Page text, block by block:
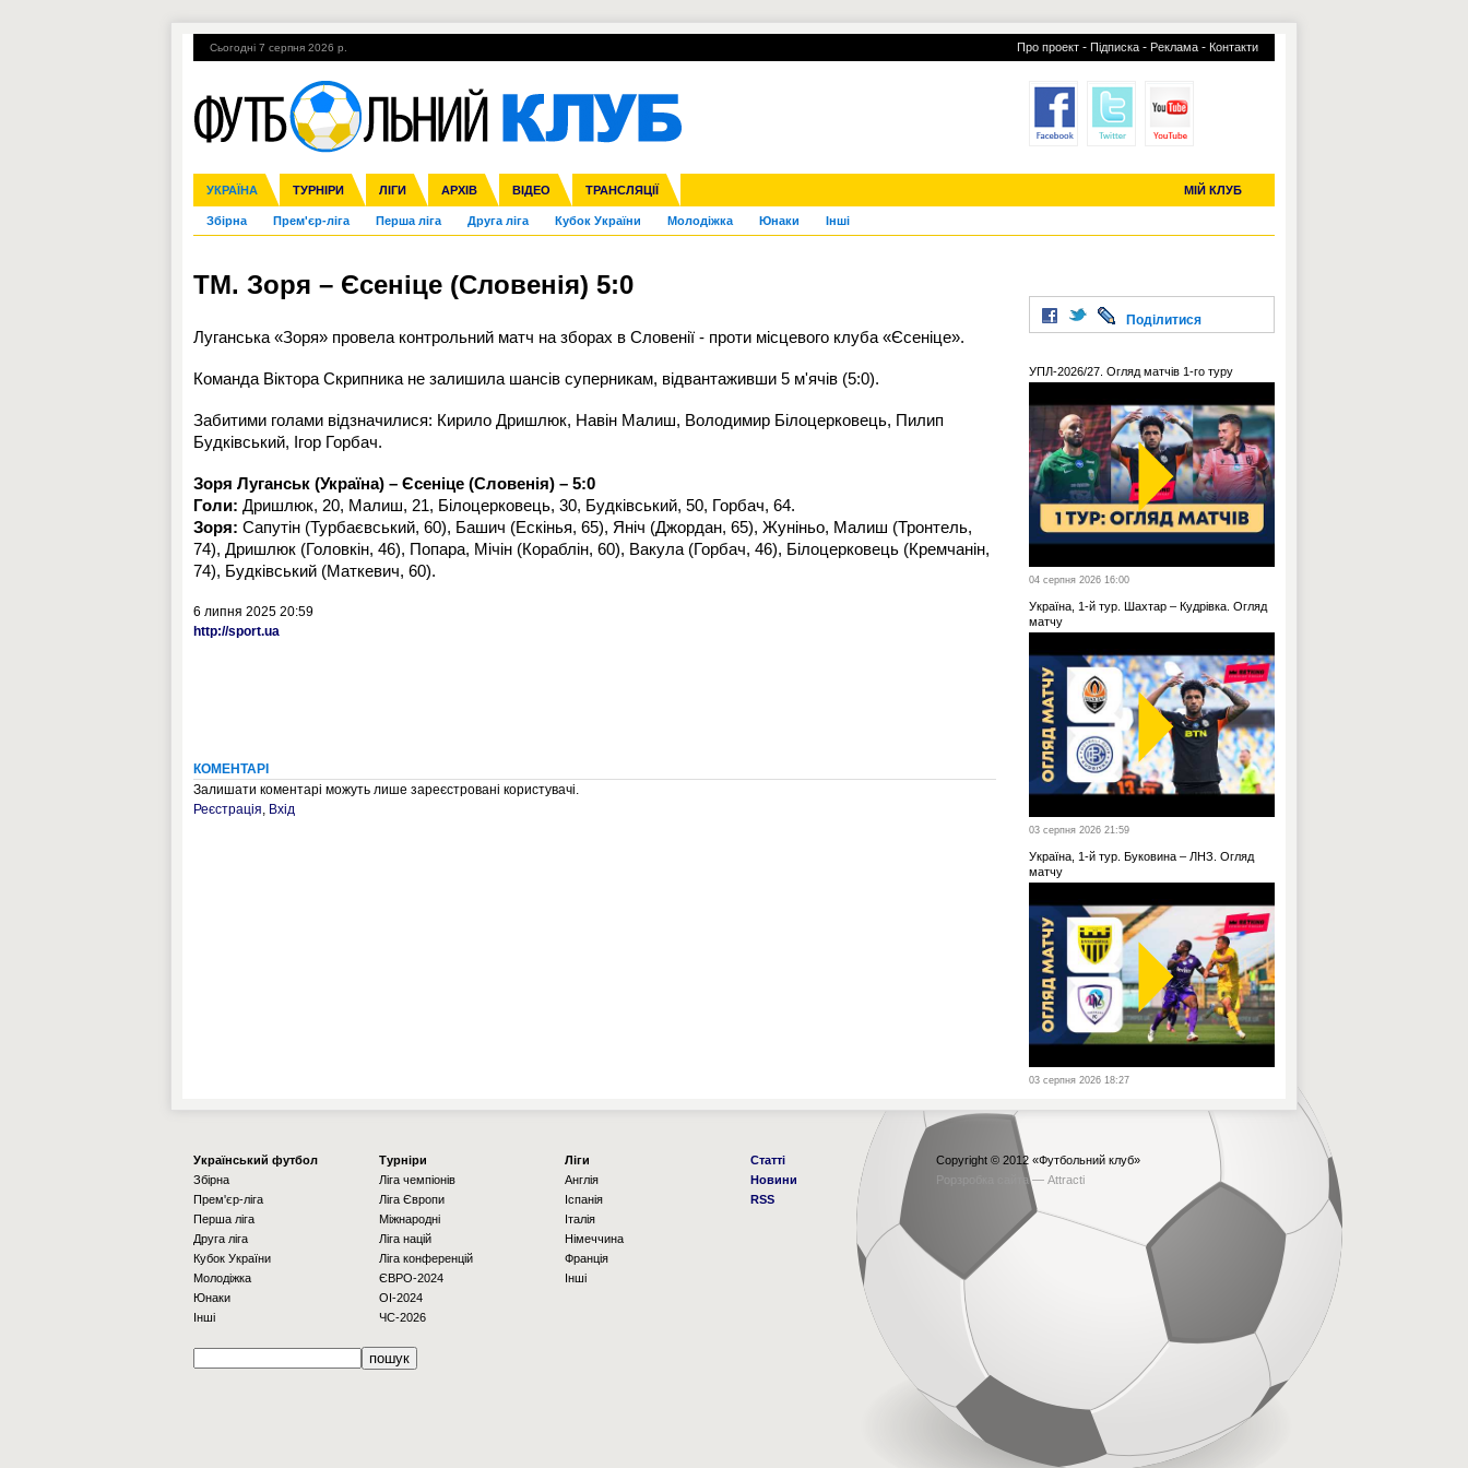
Сьогодні 7 серпня 2026 р. Про проект - Підписка - Реклама - Контакти
УКРАЇНА ТУРНІРИ ЛІГИ АРХІВ ВІДЕО ТРАНСЛЯЦІЇ МІЙ КЛУБ
Збірна Прем'єр-ліга Перша ліга Друга ліга Кубок України Молодіжка Юнаки Інші
Ліга чемпіонів Ліга Європи Міжнародні Ліга націй Ліга конференцій
Англія Іспанія Італія Німеччина Франція Інші
ЧС-2014 ЄВРО-2016 Росія Кубок конфедерацій ЧЄ-2015 (U-21)
Гарячі теми УПЛ, 1-й тур ВІЙНА УПЛ-ПЕРЕХОДИ УСІ ТРАНСФЕРИ
ТМ. Зоря – Єсеніце (Словенія) 5:0
Луганська «Зоря» провела контрольний матч на зборах в Словенії - проти місцевого клуба «Єсеніце».
Команда Віктора Скрипника не залишила шансів суперникам, відвантаживши 5 м'ячів (5:0).
Забитими голами відзначилися: Кирило Дришлюк, Навін Малиш, Володимир Білоцерковець, Пилип
Будківський, Ігор Горбач.
Зоря Луганськ (Україна) – Єсеніце (Словенія) – 5:0
Голи: Дришлюк, 20, Малиш, 21, Білоцерковець, 30, Будківський, 50, Горбач, 64.
Зоря: Сапутін (Турбаєвський, 60), Башич (Ескінья, 65), Яніч (Джордан, 65), Жуніньо, Малиш (Тронтель,
74), Дришлюк (Головкін, 46), Попара, Мічін (Кораблін, 60), Вакула (Горбач, 46), Білоцерковець (Кремчанін,
74), Будківський (Маткевич, 60).
6 липня 2025 20:59
http://sport.ua
КОМЕНТАРІ
Залишати коментарі можуть лише зареєстровані користувачі.
Реєстрація, Вхід
Поділитися
УПЛ-2026/27. Огляд матчів 1-го туру
04 серпня 2026 16:00
Україна, 1-й тур. Шахтар – Кудрівка. Огляд
матчу
03 серпня 2026 21:59
Україна, 1-й тур. Буковина – ЛНЗ. Огляд
матчу
03 серпня 2026 18:27
Українcький футбол
Збірна
Прем'єр-ліга
Перша ліга
Друга ліга
Кубок України
Молодіжка
Юнаки
Інші
Турніри
Ліга чемпіонів
Ліга Європи
Міжнародні
Ліга націй
Ліга конференцій
ЄВРО-2024
OI-2024
ЧС-2026
Ліги
Англія
Іспанія
Італія
Німеччина
Франція
Інші
Статті
Новини
RSS
Copyright © 2012 «Футбольний клуб»
Рорзробка сайта — Attracti